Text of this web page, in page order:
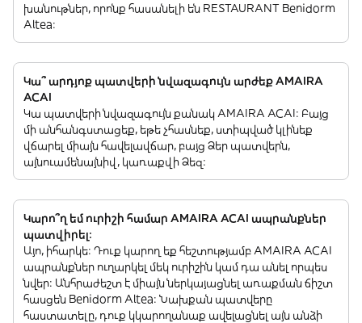
խանութներ, որոնք հասանելի են RESTAURANT Benidorm
Altea:
Կա՞ արդյոք պատվերի նվազագույն արժեք AMAIRA
ACAI
Կա պատվերի նվազագույն քանակ AMAIRA ACAI: Բայց
մի անհանգստացեք, եթե չհասնեք, ստիպված կլինեք
վճարել միայն հավելավճար, բայց Ձեր պատվերն,
այնուամենայնիվ, կառաքվի Ձեզ:
Կարո՞ղ եմ ուրիշի համար AMAIRA ACAI ապրանքներ
պատվիրել:
Այո, իհարկե: Դուք կարող եք հեշտությամբ AMAIRA ACAI
ապրանքներ ուղարկել մեկ ուրիշին կամ դա անել որպես
նվեր: Անհրաժեշտ է միայն ներկայացնել առաքման ճիշտ
հասցեն Benidorm Altea: Նախքան պատվերը
հաստատելը, դուք կկարողանաք ավելացնել այն անձի